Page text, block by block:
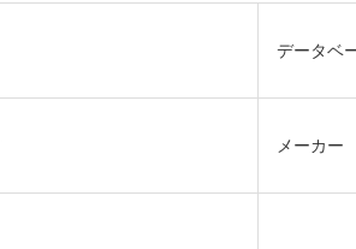
データベ
メーカー